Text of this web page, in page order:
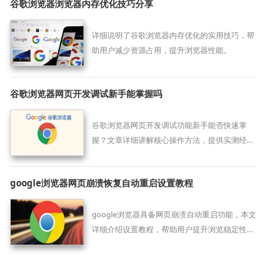
谷歌浏览器浏览器内存优化技巧分享
详细说明了谷歌浏览器内存优化的实用技巧，帮
助用户减少资源占用，提升浏览器性能。
谷歌浏览器网页开发调试新手能掌握吗
谷歌浏览器网页开发调试功能新手能否快速掌
握？文章详细讲解核心操作方法，提供实测经
google浏览器网页崩溃恢复自动重启设置教程
google浏览器具备网页崩溃自动重启功能，本文
详细介绍设置教程，帮助用户提升浏览稳定性，